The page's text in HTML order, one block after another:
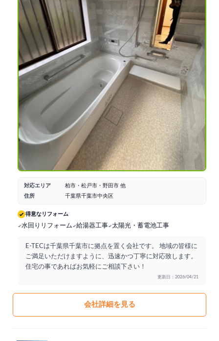
対応エリア
柏市・松戸市・野田市 他
住所
千葉県千葉市中央区
得意なリフォーム
水回りリフォーム 給湯器工事 太陽光・蓄電池工事
E-TECは千葉県千葉市に拠点を置く会社です。 地域の皆様に
ご満足いただけますように、迅速かつ丁寧に対応致します。
住宅の事であればお気軽にご相談下さい！
更新日：2026/04/21
会社詳細を見る